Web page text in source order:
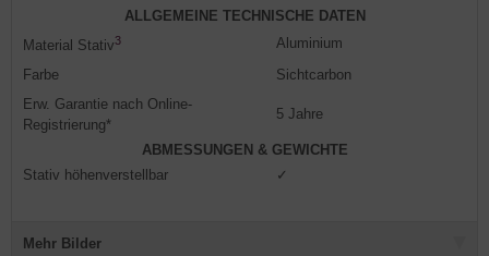
ALLGEMEINE TECHNISCHE DATEN
Material Stativ3
Aluminium
Farbe
Sichtcarbon
Erw. Garantie nach Online-
Registrierung*
5 Jahre
ABMESSUNGEN & GEWICHTE
Stativ höhenverstellbar
✓
Mehr Bilder